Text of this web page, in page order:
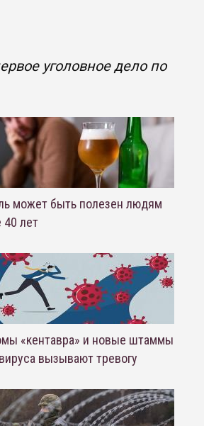
уголовное дело по
может быть полезен людям
40 лет
«кентавра» и новые штаммы
вызывают тревогу